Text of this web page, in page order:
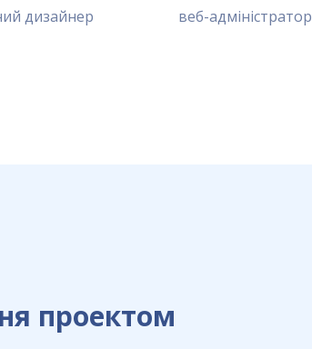
дизайнер веб-адміністратор
проектом